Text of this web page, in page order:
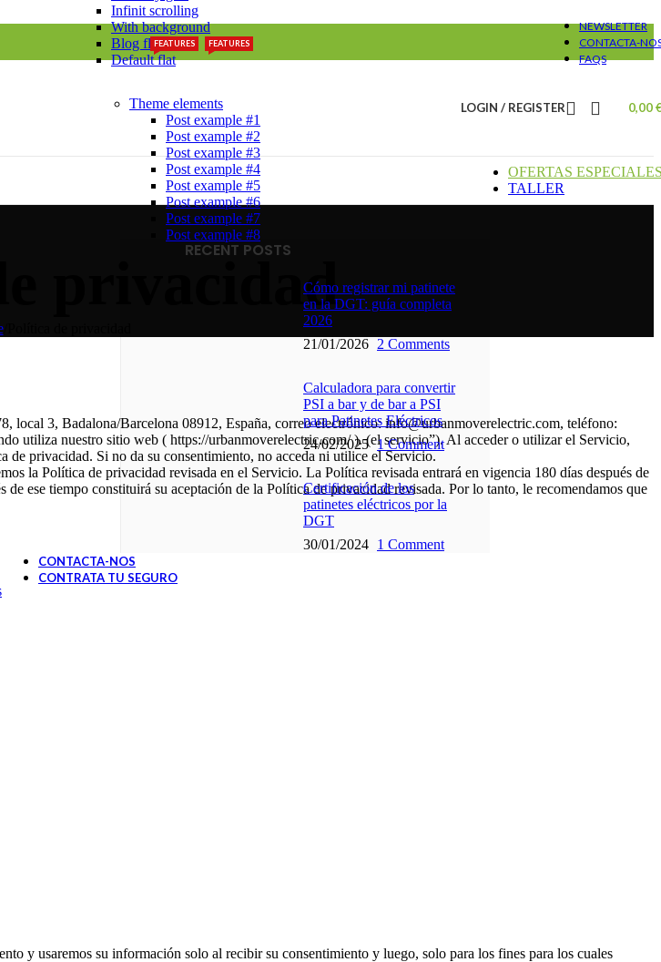
NEWSLETTER
CONTACTA-
FAQS
LOGIN / REGISTER 0,00
FEATURES
Infinit scrolling
With background
Blog flat
Default flat
Theme elements
FEATURES
Post example #1
Post example #2
Post example #3
Post example #4
Post example #5
Post example #6
Post example #7
Post example #8
RECENT POSTS
Cómo registrar mi patinete
en la DGT: guía completa
2026
21/01/2026 2 Comments
Calculadora para convertir
PSI a bar y de bar a PSI
para Patinetes Eléctricos
24/02/2025 1 Comment
Certificación de los
patinetes eléctricos por la
DGT
30/01/2024 1 Comment
CONTACTA-NOS
CONTRATA TU SEGURO
OFERTAS
TALLER
privacidad
/
3, Badalona/Barcelona 08912, España, correo electrónico: info@urbanmoverelectric.com, teléfono:
utiliza nuestro sitio web ( https://urbanmoverelectric.com/ ). (el servicio”). Al acceder o utilizar el Servicio,
de privacidad. Si no da su consentimiento, no acceda ni utilice el Servicio.
la Política de privacidad revisada en el Servicio. La Política revisada entrará en vigencia 180 días después de
ese tiempo constituirá su aceptación de la Política de privacidad revisada. Por lo tanto, le recomendamos que
y usaremos su información solo al recibir su consentimiento y luego, solo para los fines para los cuales